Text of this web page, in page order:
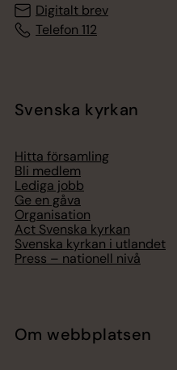
Digitalt brev
Telefon 112
Svenska kyrkan
Hitta församling
Bli medlem
Lediga jobb
Ge en gåva
Organisation
Act Svenska kyrkan
Svenska kyrkan i utlandet
Press – nationell nivå
Om webbplatsen